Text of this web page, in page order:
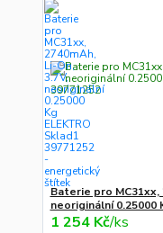
Baterie pro MC31xx,
neoriginální 0.25000
1 254 Kč/ks